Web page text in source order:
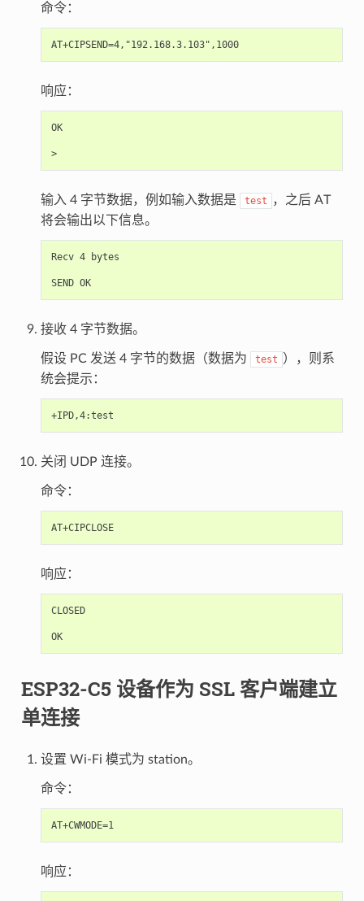
命令：
AT+CIPSEND=4,"192.168.3.103",1000
响应：
OK
>
输入 4 字节数据，例如输入数据是 test
，之后 AT
将会输出以下信息。
Recv 4 bytes
SEND OK
接收 4 字节数据。
假设 PC 发送 4 字节的数据（数据为 test
），则系
统会提示：
关闭 UDP 连接。
命令：
AT+CIPCLOSE
响应：
CLOSED
OK
ESP32-C5 设备作为 SSL 客户端建立
单连接
设置 Wi-Fi 模式为 station。
命令：
AT+CWMODE=1
响应：